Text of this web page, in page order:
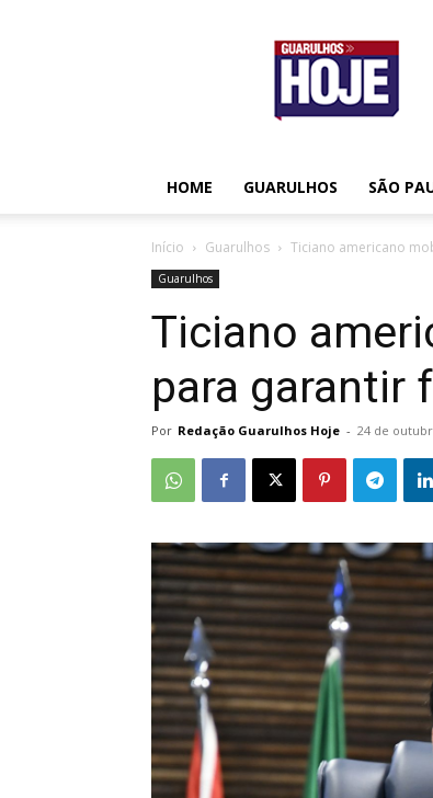
Guarulhos
Hoje
HOME GUARULHOS SÃO
Início Guarulhos Ticiano americano
Guarulhos
Ticiano
para garantir
Por Redação Guarulhos Hoje - 24 de